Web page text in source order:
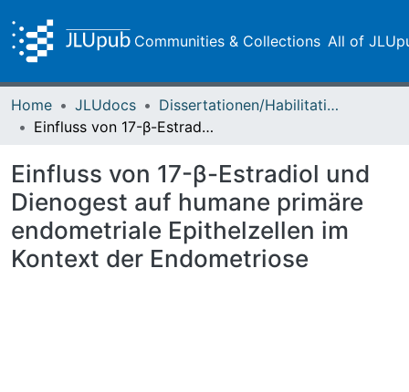
Communities & Collections All of
Home JLUdocs
Dissertationen/Habilitationen
Einfluss von 17-β-Estradiol und Dienogest auf humane primäre endometriale Epithelzellen im Kontext der Endometriose
Einfluss von 17-β-Estradiol und
Dienogest auf humane primäre
endometriale Epithelzellen im
Kontext der Endometriose